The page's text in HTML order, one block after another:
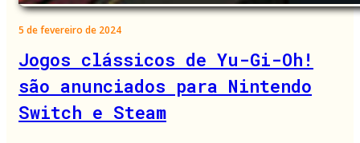
5 de fevereiro de 2024
Jogos clássicos de Yu-Gi-Oh!
são anunciados para Nintendo
Switch e Steam